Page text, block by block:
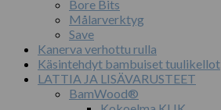
Bore Bits
Målarverktyg
Save
Kanerva verhottu rulla
Käsintehdyt bambuiset tuulikellot
LATTIA JA LISÄVARUSTEET
BamWood®